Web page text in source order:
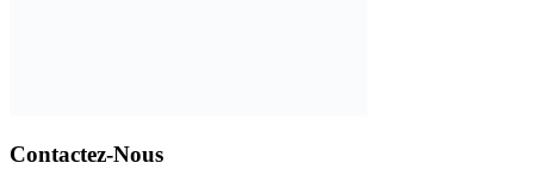
Contactez-Nous